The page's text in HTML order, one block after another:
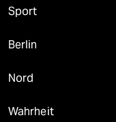
Sport
Berlin
Nord
Wahrheit